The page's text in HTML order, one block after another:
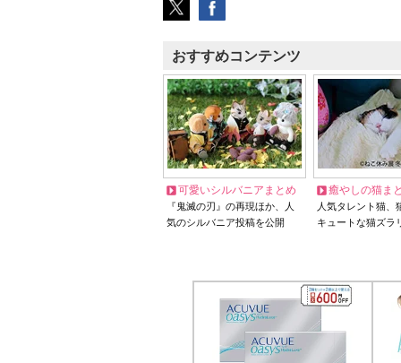
おすすめコンテンツ
可愛いシルバニアまとめ
『鬼滅の刃』の再現ほか、人
気のシルバニア投稿を公開
癒やしの猫ま
人気タレント猫
キュートな猫ズラ